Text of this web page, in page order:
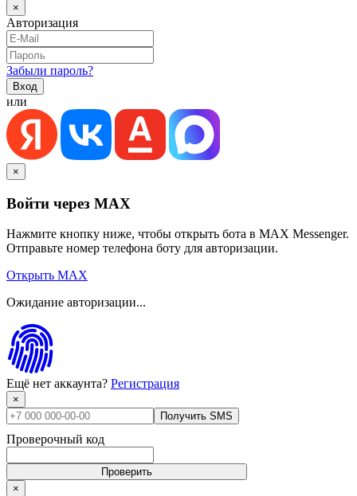
×
Авторизация
Забыли пароль?
или
×
Войти через MAX
Нажмите кнопку ниже, чтобы открыть бота в MAX Messenger.
Отправьте номер телефона боту для авторизации.
Открыть MAX
Ожидание авторизации...
Ещё нет аккаунта? Регистрация
×
Получить SMS
Проверочный код
Проверить
×